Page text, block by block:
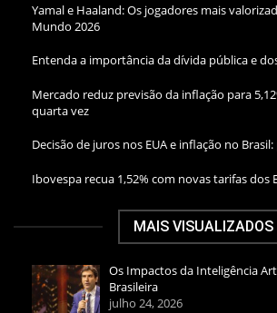
Yamal e Haaland: Os jogadores mais
Mundo 2026
Entenda a importância da dívida pública e
Mercado reduz previsão da inflação para
quarta vez
Decisão de juros nos EUA e inflação no
Ibovespa recua 1,52% com novas tarifas dos
MAIS VISUALIZADOS
Os Impactos da Inteligência
Brasileira
julho 24, 2026